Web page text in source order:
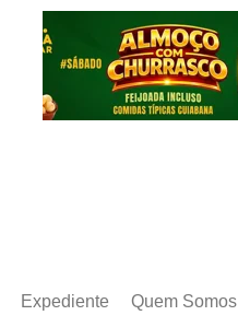
Expediente Quem Somos